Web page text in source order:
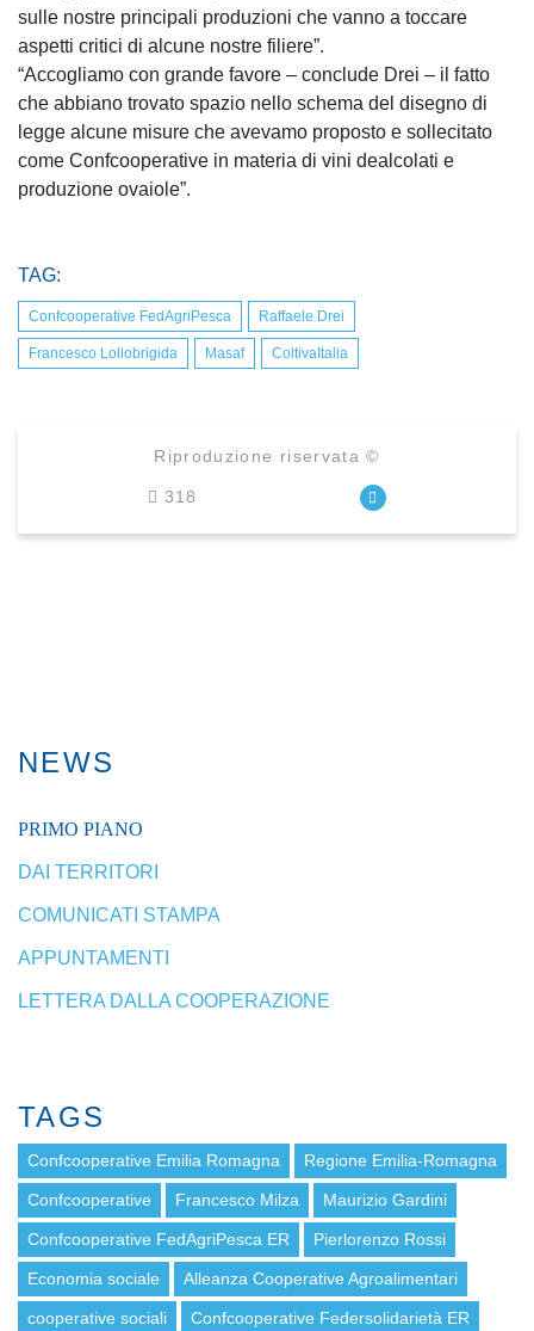
sulle nostre principali produzioni che vanno a toccare
aspetti critici di alcune nostre filiere”.
“Accogliamo con grande favore – conclude Drei – il fatto
che abbiano trovato spazio nello schema del disegno di
legge alcune misure che avevamo proposto e sollecitato
come Confcooperative in materia di vini dealcolati e
produzione ovaiole”.
TAG:
Confcooperative FedAgriPesca Raffaele Drei
Francesco Lollobrigida Masaf ColtivaItalia
Riproduzione riservata ©
318
NEWS
PRIMO PIANO
DAI TERRITORI
COMUNICATI STAMPA
APPUNTAMENTI
LETTERA DALLA COOPERAZIONE
TAGS
Confcooperative Emilia Romagna Regione Emilia-Romagna
Confcooperative Francesco Milza Maurizio Gardini
Confcooperative FedAgriPesca ER Pierlorenzo Rossi
Economia sociale Alleanza Cooperative Agroalimentari
cooperative sociali Confcooperative Federsolidarietà ER